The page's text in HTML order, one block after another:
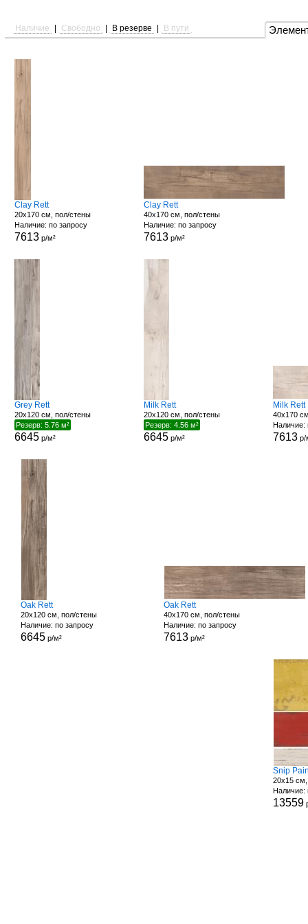
Наличие Свободно В резерве В пути
Clay Rett
20x170 см, пол/стены
Наличие: по запросу
7613р/м²
Clay Rett
40x170 см, пол/стены
Наличие: по запросу
7613 р/м²
Grey Rett
20x120 см, пол/стены
Резерв: 5.76 м²
6645р/м²
Milk Rett
20x120 см, пол/стены
Резерв: 4.56 м²
6645 р/м²
Milk Rett
40x170
Наличие:
7613 р/
Oak Rett
20x120 см, пол/стены
Наличие: по запросу
6645 р/м²
Oak Rett
40x170 см, пол/стены
Наличие: по запросу
7613 р/м²
Snip
20x15
Наличие:
13559